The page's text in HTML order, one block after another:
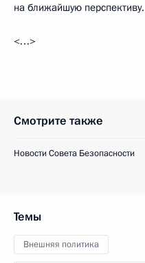
на ближайшую перспективу.
<…>
Смотрите также
Новости Совета Безопасности
Темы
Внешняя политика